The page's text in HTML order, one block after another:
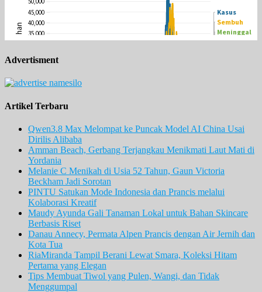
Advertisment
Artikel Terbaru
Qwen3.8 Max Melompat ke Puncak Model AI China Usai
Dirilis Alibaba
Amman Beach, Gerbang Terjangkau Menikmati Laut Mati di
Yordania
Melanie C Menikah di Usia 52 Tahun, Gaun Victoria
Beckham Jadi Sorotan
PINTU Satukan Mode Indonesia dan Prancis melalui
Kolaborasi Kreatif
Maudy Ayunda Gali Tanaman Lokal untuk Bahan Skincare
Berbasis Riset
Danau Annecy, Permata Alpen Prancis dengan Air Jernih dan
Kota Tua
RiaMiranda Tampil Berani Lewat Smara, Koleksi Hitam
Pertama yang Elegan
Tips Membuat Tiwol yang Pulen, Wangi, dan Tidak
Menggumpal